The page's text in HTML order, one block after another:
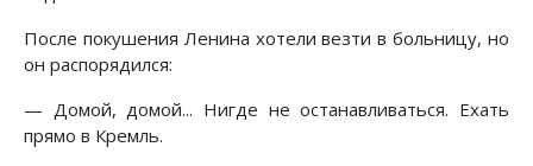
После покушения Ленина хотели везти в больницу, но
он распорядился:
— Домой, домой... Нигде не останавливаться. Ехать
прямо в Кремль.